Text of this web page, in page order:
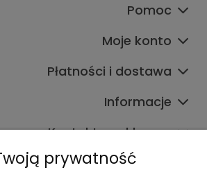
Pomoc
Moje konto
Płatności i dostawa
Informacje
Kontakt ze sklepem
prywatność